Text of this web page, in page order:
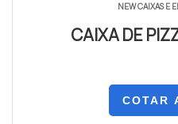
NEW CAIXAS E
CAIXA DE
COTAR